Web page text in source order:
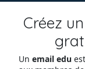
Créez
Un email edu